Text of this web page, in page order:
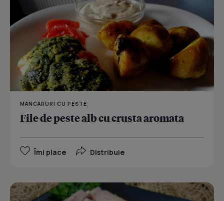
MANCARURI CU PESTE
File de peste alb cu crusta aromata
Îmi place Distribuie